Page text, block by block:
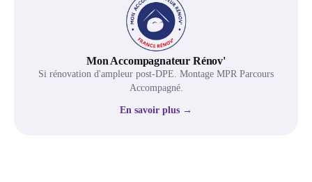
Mon Accompagnateur Rénov'
Si rénovation d'ampleur post-DPE. Montage MPR Parcours
Accompagné.
En savoir plus →